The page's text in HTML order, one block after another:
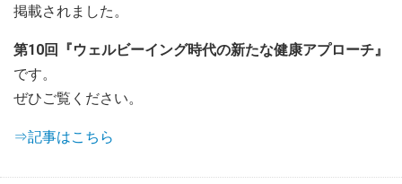
掲載されました。
第10回『ウェルビーイング時代の新たな健康アプローチ』
です。
ぜひご覧ください。
⇒記事はこちら